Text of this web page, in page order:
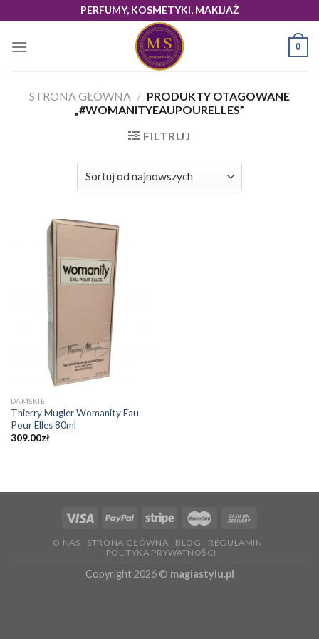
to
content
PERFUMY, KOSMETYKI, MAKIJAŻ
0
STRONA GŁÓWNA / PRODUKTY OTAGOWANE
„#WOMANITYEAUPOURELLES”
FILTRUJ
DAMSKIE
Thierry Mugler Womanity Eau
Pour Elles 80ml
309.00zł
O NAS STRONA GŁÓWNA BLOG
REGULAMIN
POLITYKA PRYWATNOŚCI
Copyright 2026 © magiastylu.pl